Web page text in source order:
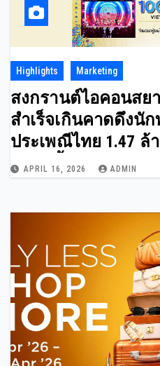
Highlights Marketing
สงกรานต์ไอคอนสย
สำเร็จเกินคาดดึงนัก
ประเพณีไทย 1.47 ล้
ริมแม่น้ำ กระตุ้นยอด
APRIL 16, 2026 ADMIN